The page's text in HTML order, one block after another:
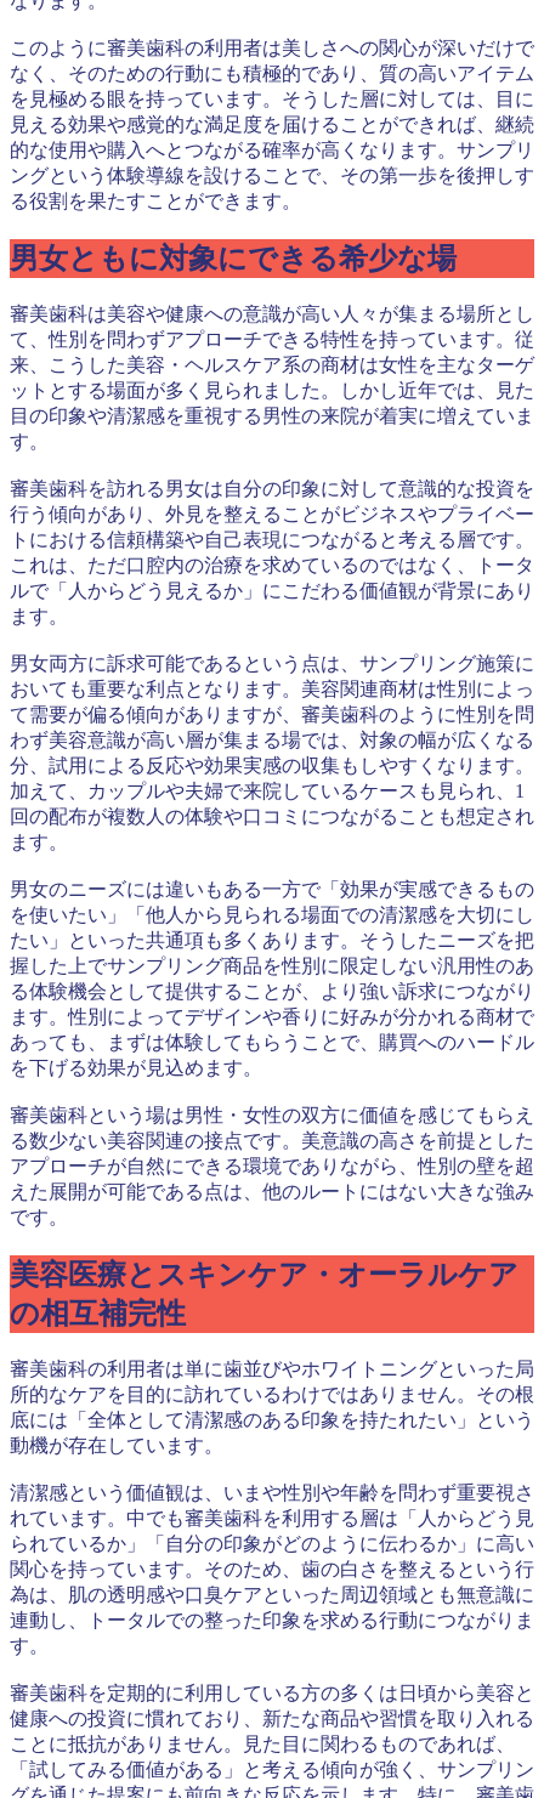
このように審美歯科の利用者は美しさへの関心が深いだけで
なく、そのための行動にも積極的であり、質の高いアイテム
を見極める眼を持っています。そうした層に対しては、目に
見える効果や感覚的な満足度を届けることができれば、継続
的な使用や購入へとつながる確率が高くなります。サンプリ
ングという体験導線を設けることで、その第一歩を後押しす
る役割を果たすことができます。
男女ともに対象にできる希少な場
審美歯科は美容や健康への意識が高い人々が集まる場所とし
て、性別を問わずアプローチできる特性を持っています。従
来、こうした美容・ヘルスケア系の商材は女性を主なターゲ
ットとする場面が多く見られました。しかし近年では、見た
目の印象や清潔感を重視する男性の来院が着実に増えていま
す。
審美歯科を訪れる男女は自分の印象に対して意識的な投資を
行う傾向があり、外見を整えることがビジネスやプライベー
トにおける信頼構築や自己表現につながると考える層です。
これは、ただ口腔内の治療を求めているのではなく、トータ
ルで「人からどう見えるか」にこだわる価値観が背景にあり
ます。
男女両方に訴求可能であるという点は、サンプリング施策に
おいても重要な利点となります。美容関連商材は性別によっ
て需要が偏る傾向がありますが、審美歯科のように性別を問
わず美容意識が高い層が集まる場では、対象の幅が広くなる
分、試用による反応や効果実感の収集もしやすくなります。
加えて、カップルや夫婦で来院しているケースも見られ、1
回の配布が複数人の体験や口コミにつながることも想定され
ます。
男女のニーズには違いもある一方で「効果が実感できるもの
を使いたい」「他人から見られる場面での清潔感を大切にし
たい」といった共通項も多くあります。そうしたニーズを把
握した上でサンプリング商品を性別に限定しない汎用性のあ
る体験機会として提供することが、より強い訴求につながり
ます。性別によってデザインや香りに好みが分かれる商材で
あっても、まずは体験してもらうことで、購買へのハードル
を下げる効果が見込めます。
審美歯科という場は男性・女性の双方に価値を感じてもらえ
る数少ない美容関連の接点です。美意識の高さを前提とした
アプローチが自然にできる環境でありながら、性別の壁を超
えた展開が可能である点は、他のルートにはない大きな強み
です。
美容医療とスキンケア・オーラルケア
の相互補完性
審美歯科の利用者は単に歯並びやホワイトニングといった局
所的なケアを目的に訪れているわけではありません。その根
底には「全体として清潔感のある印象を持たれたい」という
動機が存在しています。
清潔感という価値観は、いまや性別や年齢を問わず重要視さ
れています。中でも審美歯科を利用する層は「人からどう見
られているか」「自分の印象がどのように伝わるか」に高い
関心を持っています。そのため、歯の白さを整えるという行
為は、肌の透明感や口臭ケアといった周辺領域とも無意識に
連動し、トータルでの整った印象を求める行動につながりま
す。
審美歯科を定期的に利用している方の多くは日頃から美容と
健康への投資に慣れており、新たな商品や習慣を取り入れる
ことに抵抗がありません。見た目に関わるものであれば、
「試してみる価値がある」と考える傾向が強く、サンプリン